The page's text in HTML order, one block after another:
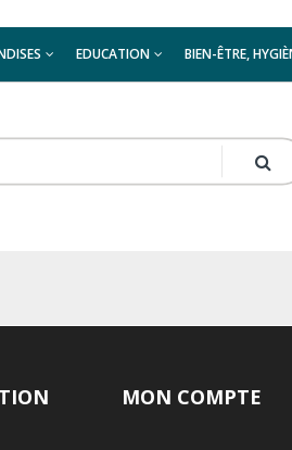
EDUCATION BIEN-ÊTRE,
MON COMPTE